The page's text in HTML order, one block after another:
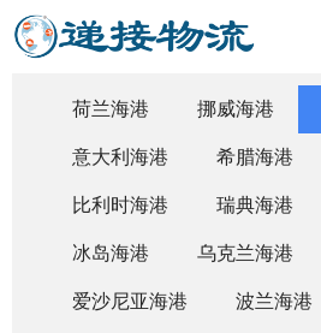
荷兰海港 挪威海港
意大利海港 希腊海港
比利时海港 瑞典海港
冰岛海港 乌克兰海港
爱沙尼亚海港 波兰海港